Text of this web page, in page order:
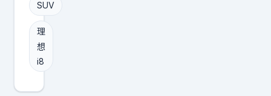
长
城
H
1
别
！
三
款
纯
电
SUV
理
想
i8